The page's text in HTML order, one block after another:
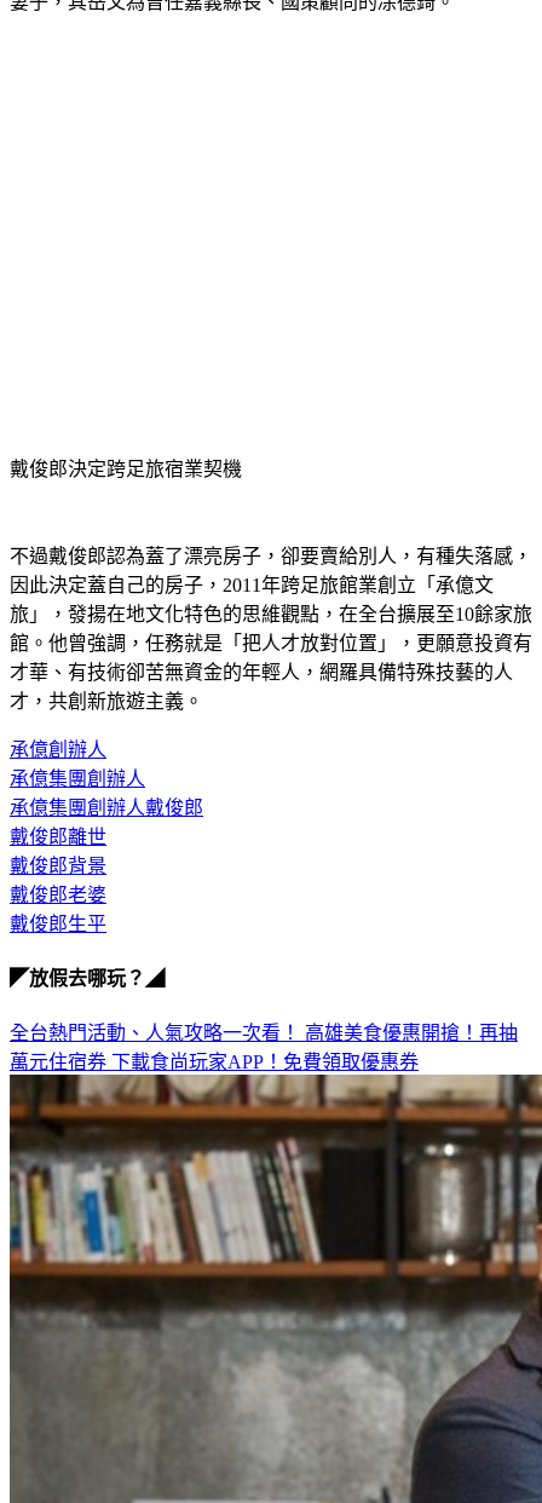
戴俊郎決定跨足旅宿業契機
不過戴俊郎認為蓋了漂亮房子，卻要賣給別人，有種失落感，
因此決定蓋自己的房子，2011年跨足旅館業創立「承億文
旅」，發揚在地文化特色的思維觀點，在全台擴展至10餘家旅
館。他曾強調，任務就是「把人才放對位置」，更願意投資有
才華、有技術卻苦無資金的年輕人，網羅具備特殊技藝的人
才，共創新旅遊主義。
承億創辦人
承億集團創辦人
承億集團創辦人戴俊郎
戴俊郎離世
戴俊郎背景
戴俊郎老婆
戴俊郎生平
◤放假去哪玩？◢
全台熱門活動、人氣攻略一次看！ 高雄美食優惠開搶！再抽
萬元住宿券 下載食尚玩家APP！免費領取優惠券